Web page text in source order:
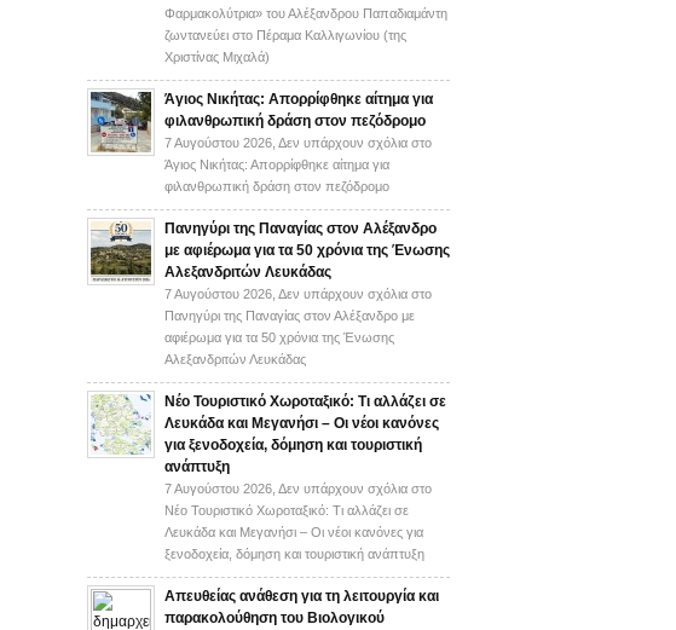
Φαρμακολύτρια» του Αλέξανδρου Παπαδιαμάντη
ζωντανεύει στο Πέραμα Καλλιγωνίου (της
Χριστίνας Μιχαλά)
Άγιος Νικήτας: Απορρίφθηκε αίτημα για
φιλανθρωπική δράση στον πεζόδρομο
7 Αυγούστου 2026, Δεν υπάρχουν σχόλια στο
Άγιος Νικήτας: Απορρίφθηκε αίτημα για
φιλανθρωπική δράση στον πεζόδρομο
Πανηγύρι της Παναγίας στον Αλέξανδρο
με αφιέρωμα για τα 50 χρόνια της Ένωσης
Αλεξανδριτών Λευκάδας
7 Αυγούστου 2026, Δεν υπάρχουν σχόλια στο
Πανηγύρι της Παναγίας στον Αλέξανδρο με
αφιέρωμα για τα 50 χρόνια της Ένωσης
Αλεξανδριτών Λευκάδας
Νέο Τουριστικό Χωροταξικό: Τι αλλάζει σε
Λευκάδα και Μεγανήσι – Οι νέοι κανόνες
για ξενοδοχεία, δόμηση και τουριστική
ανάπτυξη
7 Αυγούστου 2026, Δεν υπάρχουν σχόλια στο
Νέο Τουριστικό Χωροταξικό: Τι αλλάζει σε
Λευκάδα και Μεγανήσι – Οι νέοι κανόνες για
ξενοδοχεία, δόμηση και τουριστική ανάπτυξη
Απευθείας ανάθεση για τη λειτουργία και
παρακολούθηση του Βιολογικού